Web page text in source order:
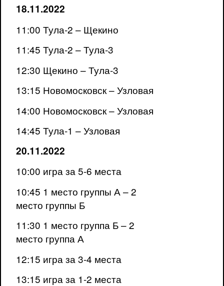
18.11.2022
11:00 Тула-2 – Щекино
11:45 Тула-2 – Тула-3
12:30 Щекино – Тула-3
13:15 Новомосковск – Узловая
14:00 Новомосковск – Узловая
14:45 Тула-1 – Узловая
20.11.2022
10:00 игра за 5-6 места
10:45 1 место группы А – 2
место группы Б
11:30 1 место группа Б – 2
место группа А
12:15 игра за 3-4 места
13:15 игра за 1-2 места